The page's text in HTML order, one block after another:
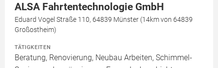
ALSA Fahrtentechnologie GmbH
Eduard Vogel Straße 110, 64839 Münster (14km von 64839
Großostheim)
TÄTIGKEITEN
Beratung, Renovierung, Neubau Arbeiten, Schimmel-